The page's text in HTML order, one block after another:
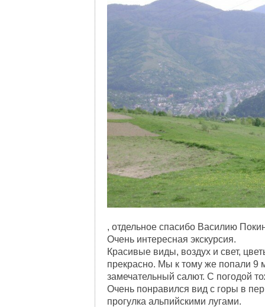
, отдельное спасибо Василию
Очень интересная экскурсия.
Красивые виды, воздух и свет,
прекрасно. Мы к тому же попали 9
замечательный салют. С погодой
Очень понравился вид с горы в
прогулка альпийскими лугами.